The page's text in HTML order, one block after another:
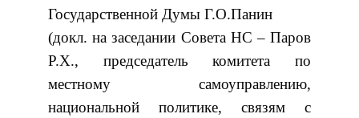
Государственной Думы Г.О.Панин
(докл. на заседании Совета НС – Паров
Р.Х., председатель комитета по
местному самоуправлению,
национальной политике, связям с